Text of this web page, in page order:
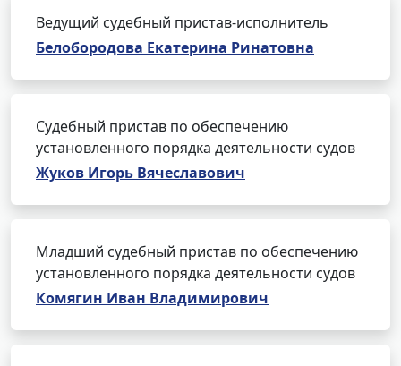
Ведущий судебный пристав-исполнитель
Белобородова Екатерина Ринатовна
Судебный пристав по обеспечению
установленного порядка деятельности судов
Жуков Игорь Вячеславович
Младший судебный пристав по обеспечению
установленного порядка деятельности судов
Комягин Иван Владимирович